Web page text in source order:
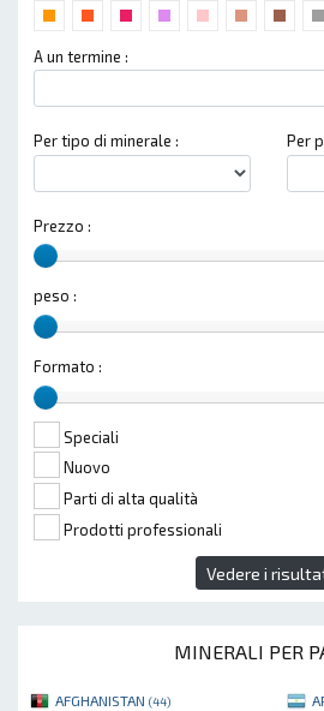
A un termine :
Per tipo di minerale : Per
Prezzo :
peso :
Formato :
Speciali
Nuovo
Parti di alta qualità
Prodotti professionali
Vedere i
MINERALI PER
AFGHANISTAN (44)